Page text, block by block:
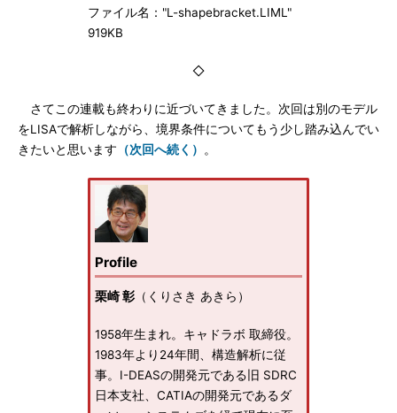
ファイル名："L-shapebracket.LIML"
919KB
◇
さてこの連載も終わりに近づいてきました。次回は別のモデル
をLISAで解析しながら、境界条件についてもう少し踏み込んでい
きたいと思います （次回へ続く） 。
Profile
栗崎 彰 （くりさき あきら）
1958年生まれ。キャドラボ 取締役。
1983年より24年間、構造解析に従
事。I-DEASの開発元である旧 SDRC
日本支社、CATIAの開発元であるダ